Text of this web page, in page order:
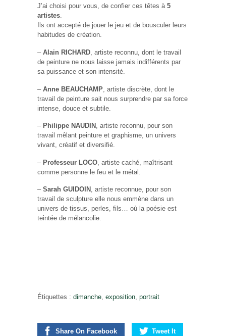
J’ai choisi pour vous, de confier ces têtes à 5
artistes.
Ils ont accepté de jouer le jeu et de bousculer leurs
habitudes de création.
– Alain RICHARD, artiste reconnu, dont le travail
de peinture ne nous laisse jamais indifférents par
sa puissance et son intensité.
– Anne BEAUCHAMP , artiste discrète, dont le
travail de peinture sait nous surprendre par sa force
intense, douce et subtile.
– Philippe NAUDIN , artiste reconnu, pour son
travail mêlant peinture et graphisme, un univers
vivant, créatif et diversifié.
– Professeur LOCO , artiste caché, maîtrisant
comme personne le feu et le métal.
– Sarah GUIDOIN , artiste reconnue, pour son
travail de sculpture elle nous emmène dans un
univers de tissus, perles, fils… où la poésie est
teintée de mélancolie.
Étiquettes : dimanche, exposition, portrait
Share On Facebook Tweet It